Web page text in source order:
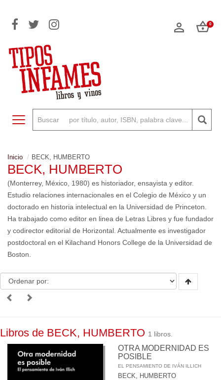
0
Toggle navigation
Inicio BECK, HUMBERTO
BECK, HUMBERTO
(Monterrey, México, 1980) es historiador, ensayista y editor.
Estudio relaciones internacionales en el Colegio de México y un
doctorado en historia intelectual en la Universidad de Princeton.
Ha trabajado como editor en linea de Letras Libres y fue fundador
y codirector editorial de Horizontal. Actualmente es investigador
postdoctoral en el Kilachand Honors College de la Universidad de
Boston.
Libros de BECK, HUMBERTO 1 libros.
OTRA MODERNIDAD ES
POSIBLE
EL PENSAMIENTO DE IVÁN ILLICH
BECK, HUMBERTO